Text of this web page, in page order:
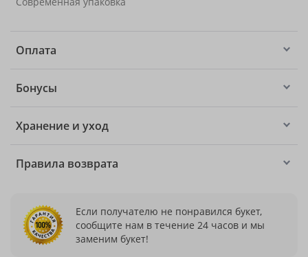
Оплата
Бонусы
Хранение и уход
Правила возврата
Если получателю не понравился букет,
сообщите нам в течение 24 часов и мы
заменим букет!